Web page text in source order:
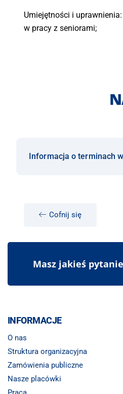
Umiejętności i
w pracy z seniorami;
Informacja o terminach
Cofnij się
Masz jakieś
INFORMACJE
O nas
Struktura organizacyjna
Zamówienia publiczne
Nasze placówki